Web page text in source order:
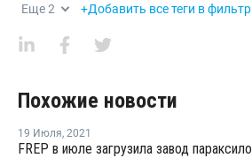
Еще2 +Добавить все теги в фильтр
Похожие новости
19 Июля, 2021